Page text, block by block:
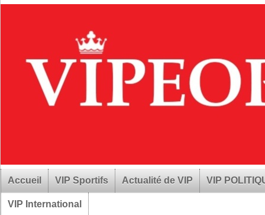
Accueil VIP Sportifs Actualité de VIP VIP
VIP International